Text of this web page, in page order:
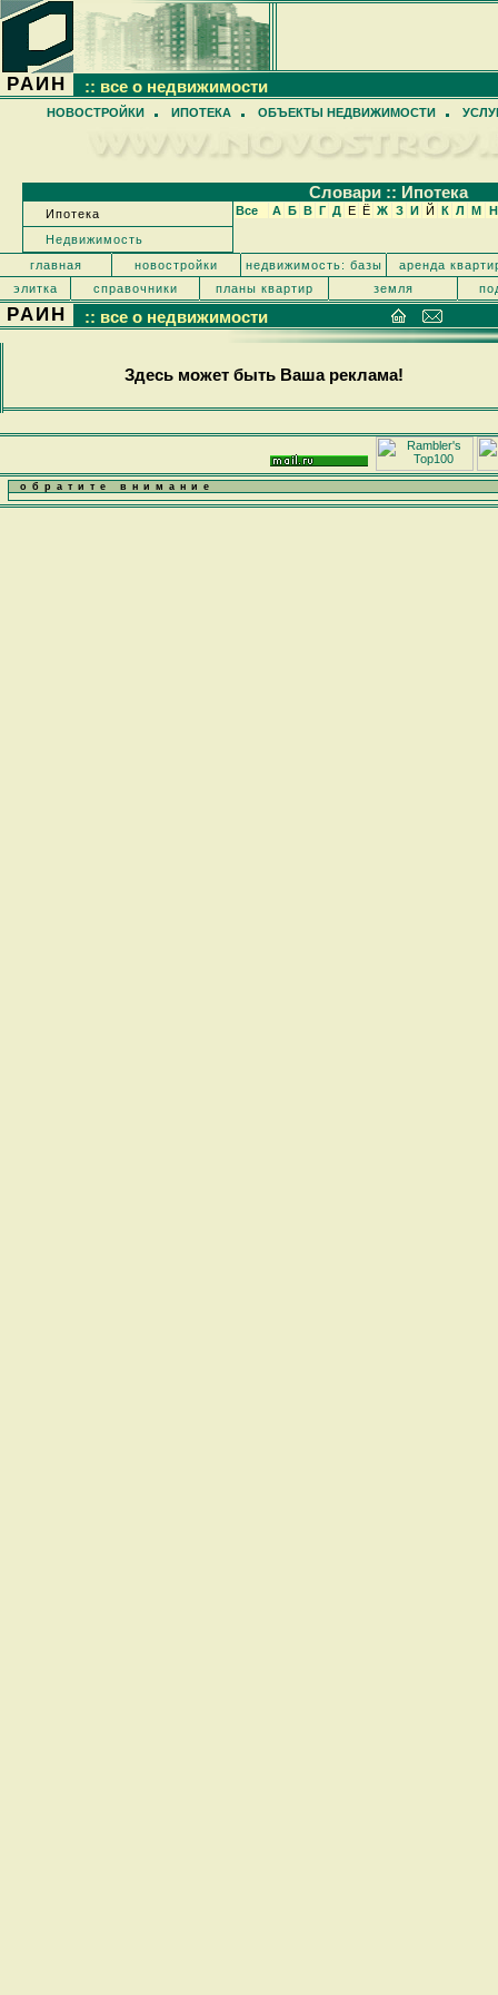
РАИН :: все о недвижимости
НОВОСТРОЙКИ ИПОТЕКА ОБЪЕКТЫ НЕДВИЖИМОСТИ
Cловари :: Ипотека
Ипотека
Недвижимость
Все А Б В Г Д Е Ё Ж З И Й К Л М Н
главная новостройки недвижимость: базы
аренда
элитка
справочники планы квартир земля
РАИН :: все о недвижимости
Здесь может быть Ваша реклама!
обратите внимание